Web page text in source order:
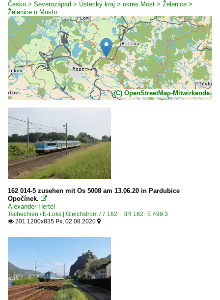
Česko > Severozápad > Ústecký kraj > okres Most > Želenice >
Želenice u Mostu
(C) OpenStreetMap-Mitwirkende
162 014-5 zusehen mit Os 5008 am 13.06.20 in Pardubice
Opočínek. 
Alexander Hertel
Tschechien / E-Loks | Gleichstrom / 7 162 BR 162 · E 499.3
 201 1200x835 Px, 02.08.2020 